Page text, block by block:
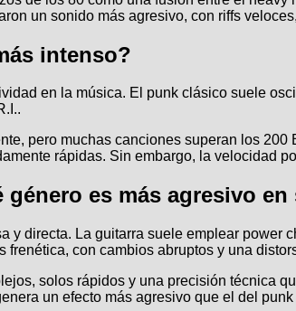
un sonido más agresivo, con riffs
intenso?
en la música. El punk clásico suele
pero muchas canciones superan los
rápidas. Sin embargo, la velocidad
es más agresivo
y directa. La guitarra suele emplear
con cambios abruptos y una
solos rápidos y una precisión técnica
un efecto más agresivo que el del